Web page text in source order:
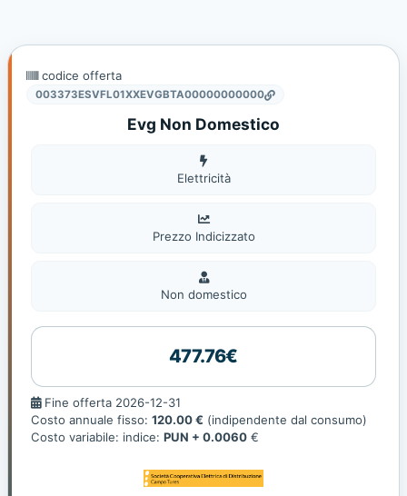
codice offerta
003373ESVFL01XXEVGBTA00000000000
Evg Non Domestico
Elettricità
Elettricità
Prezzo Indicizzato
Non
domestic
Non domestico
477.76€
Fine
offerta
Fine offerta 2026-12-31
Costo annuale fisso: 120.00 € (indipendente dal consumo)
Costo variabile: indice: PUN + 0.0060 €